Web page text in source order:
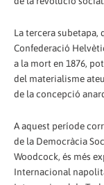
La tercera subetapa,
Confederació
a la mort en 1876,
del materialisme
de la concepció
A aquest període
de la Democràcia
Woodcock, és més
Internacional